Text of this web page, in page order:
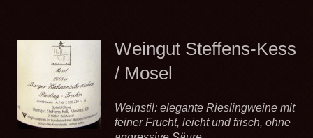
Weingut Steffens-Kess
/ Mosel
Weinstil: elegante Rieslingweine mit
feiner Frucht, leicht und frisch, ohne